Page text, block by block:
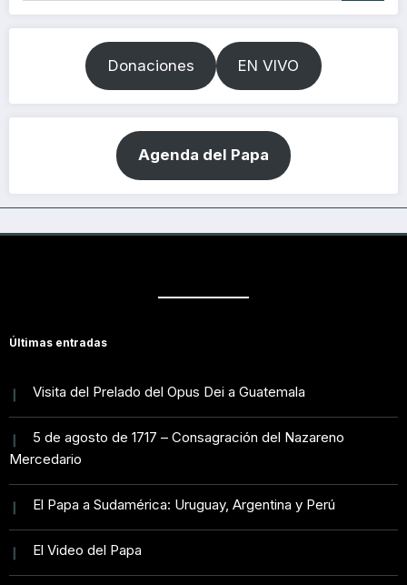
Donaciones EN VIVO
Agenda del Papa
Últimas entradas
Visita del Prelado del Opus Dei a Guatemala
5 de agosto de 1717 – Consagración del Nazareno
Mercedario
El Papa a Sudamérica: Uruguay, Argentina y Perú
El Video del Papa